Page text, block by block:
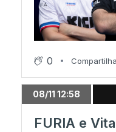
0
08/11 12:58
FURIA e